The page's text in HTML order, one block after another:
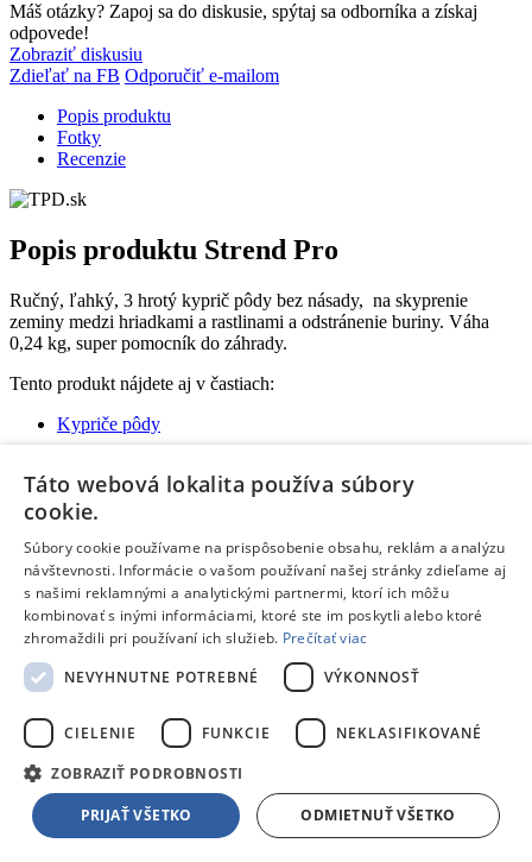
Máš otázky? Zapoj sa do diskusie, spýtaj sa odborníka a získaj
odpovede!
Zobraziť diskusiu
Zdieľať na FB Odporučiť e-mailom
Popis produktu
Fotky
Recenzie
Popis produktu Strend Pro
Ručný, ľahký, 3 hrotý kyprič pôdy bez násady, na skyprenie
zeminy medzi hriadkami a rastlinami a odstránenie buriny. Váha
0,24 kg, super pomocník do záhrady.
Tento produkt nájdete aj v častiach:
Kypriče pôdy
Žiadne dostupné recenzie
Pridať hodnotenie
Hodnotenie produktu: Strend Pro
Tvoj email:*
Tvoje meno: *
Polia označené hviezdičkou sú povinné
Hodnotenie:*
Odporúčal by si tento produkt svojim známym?
Áno
Nie
Táto webová lokalita používa súbory
cookie.
Súbory cookie používame na prispôsobenie obsahu, reklám a analýzu
návštevnosti. Informácie o vašom používaní našej stránky zdieľame aj
s našimi reklamnými a analytickými partnermi, ktorí ich môžu
kombinovať s inými informáciami, ktoré ste im poskytli alebo ktoré
zhromaždili pri používaní ich služieb. Prečítať viac
NEVYHNUTNE POTREBNÉ
VÝKONNOSŤ
CIELENIE FUNKCIE NEKLASIFIKOVANÉ
ZOBRAZIŤ PODROBNOSTI
PRIJAŤ VŠETKO ODMIETNUŤ VŠETKO